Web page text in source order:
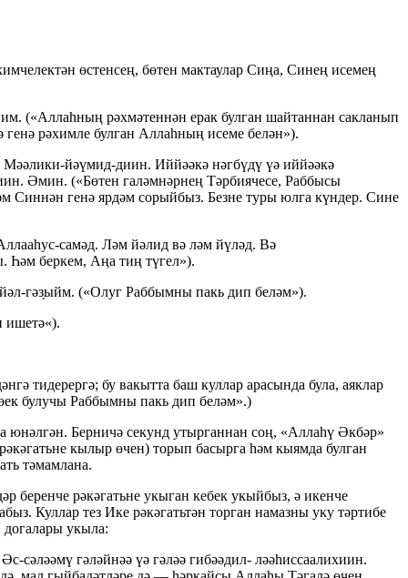
өстенсең, бөтен мактаулар Сиңа, Синең исемең
. («Аллаһның рәхмәтеннән ерак булган шайтаннан сакланып
генә рәхимле булган Аллаһның исеме белән»).
Мәәлики-йәүмид-диин. Иййәәкә нәгбүдү үә иййәәкә
. Әмин. («Бөтен галәмнәрнең Тәрбиячесе, Раббысы
Синнән генә ярдәм сорыйбыз. Безне туры юлга күндер. Сине
ус-самәд. Ләм йәлид вә ләм йүләд. Вә
беркем, Аңа тиң түгел»).
л-гәз̣ыйм. («Олуг Раббымны пакь дип беләм»).
ишетә«).
тидерергә; бу вакытта баш куллар арасында була, аяклар
булучы Раббымны пакь дип беләм».)
юнәлгән. Берничә секунд утырганнан соң, «Аллаһү Әкбәр»
кылыр өчен) торып басырга һәм кыямда булган
тәмамлана.
беренче рәкәгатьне укыган кебек укыйбыз, ә икенче
Куллар тез Ике рәкәгатьтән торган намазны уку тәртибе
догалары укыла:
Әс-сәләәмү гәләйнәә үә гәләә гибәәдил- ләәһиссаалихиин.